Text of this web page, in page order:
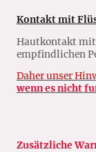
Kontakt mit
Hautkontakt mit
empfindlichen
Daher unser
wenn es nicht
Zusätzliche